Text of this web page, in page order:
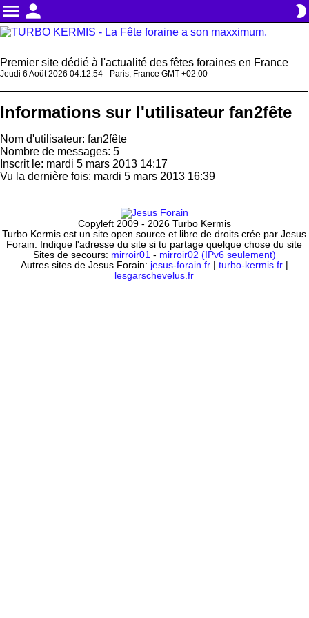
menu person brightness_2
Premier site dédié à l'actualité des fêtes foraines en France
Jeudi 6 Août 2026 04:12:55 - Paris, France GMT +02:00
Informations sur l'utilisateur fan2fête
Nom d'utilisateur: fan2fête
Nombre de messages: 5
Inscrit le: mardi 5 mars 2013 14:17
Vu la dernière fois: mardi 5 mars 2013 16:39
Copyleft 2009 - 2026 Turbo Kermis
Turbo Kermis est un site open source et libre de droits crée par Jesus
Forain. Indique l'adresse du site si tu partage quelque chose du site
Sites de secours: mirroir01 - mirroir02 (IPv6 seulement)
Autres sites de Jesus Forain: jesus-forain.fr| turbo-kermis.fr|
lesgarschevelus.fr